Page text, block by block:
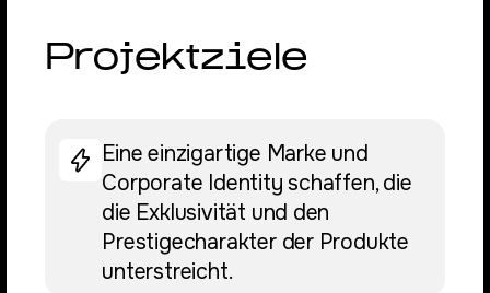
Projektziele
Eine einzigartige Marke und
Corporate Identity schaffen, die
die Exklusivität und den
Prestigecharakter der Produkte
unterstreicht.